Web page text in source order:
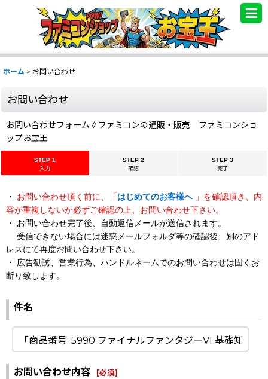
.
ホーム > お問い合わせ
お問い合わせ
お問い合わせフォーム∥ファミコンの通販・販売 ファミコンショ
ップお宝王
STEP 1
入力
STEP 2
確認
STEP 3
完了
・ お問い合わせ頂く前に、「はじめてのお客様へ 」を確認頂き、内
容が重複しないか必ずご確認の上、お問い合わせ下さい。
・ お問い合わせ完了後、自動返信メールが送信されます。
受信できない場合には迷惑メールフォルダ等の確認後、別のアド
レスにて再度お問い合わせ下さい。
・ 広告勧誘、営業行為、ハンドルネームでのお問い合わせは固くお
断り致します。
件名
お問い合わせ内容 [必須]